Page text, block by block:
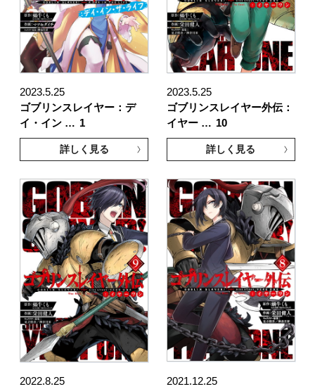
2023.5.25
ゴブリンスレイヤー：デ
イ・イン … 1
詳しく見る
2023.5.25
ゴブリンスレイヤー外伝：
イヤー … 10
詳しく見る
2022.8.25
2021.12.25